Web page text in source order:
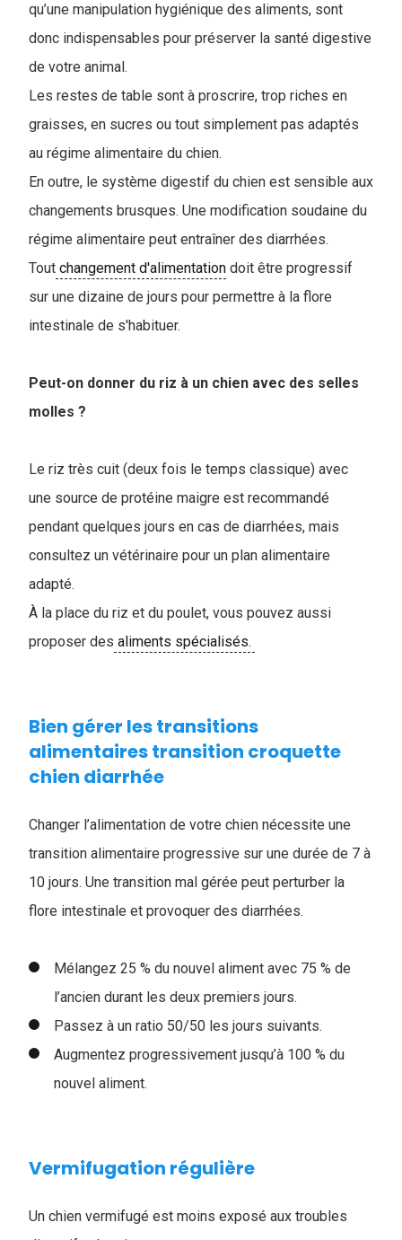
qu’une manipulation hygiénique des aliments, sont
donc indispensables pour préserver la santé digestive
de votre animal.
Les restes de table sont à proscrire, trop riches en
graisses, en sucres ou tout simplement pas adaptés
au régime alimentaire du chien.
En outre, le système digestif du chien est sensible aux
changements brusques. Une modification soudaine du
régime alimentaire peut entraîner des diarrhées.
Tout changement d'alimentation doit être progressif
sur une dizaine de jours pour permettre à la flore
intestinale de s'habituer.
Peut-on donner du riz à un chien avec des selles
molles ?
Le riz très cuit (deux fois le temps classique) avec
une source de protéine maigre est recommandé
pendant quelques jours en cas de diarrhées, mais
consultez un vétérinaire pour un plan alimentaire
adapté.
À la place du riz et du poulet, vous pouvez aussi
proposer des aliments spécialisés.
Bien gérer les transitions
alimentaires ​transition croquette
chien diarrhée
Changer l’alimentation de votre chien nécessite une
transition alimentaire progressive sur une durée de 7 à
10 jours. Une transition mal gérée peut perturber la
flore intestinale et provoquer des diarrhées.
Mélangez 25 % du nouvel aliment avec 75 % de
l’ancien durant les deux premiers jours.
Passez à un ratio 50/50 les jours suivants.
Augmentez progressivement jusqu’à 100 % du
nouvel aliment.
Vermifugation régulière
Un chien vermifugé est moins exposé aux troubles